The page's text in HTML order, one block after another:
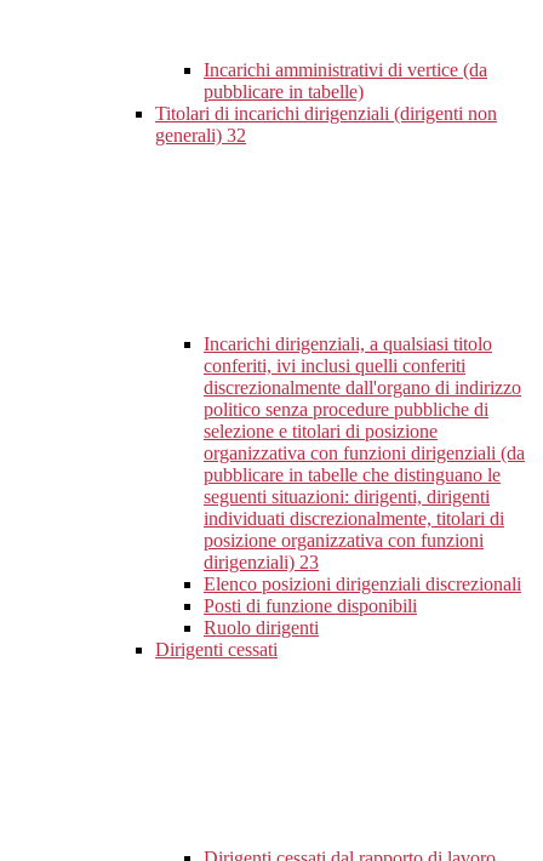
Incarichi amministrativi di vertice (da
pubblicare in tabelle)
Titolari di incarichi dirigenziali (dirigenti non
generali) 32
Incarichi dirigenziali, a qualsiasi titolo
conferiti, ivi inclusi quelli conferiti
discrezionalmente dall'organo di indirizzo
politico senza procedure pubbliche di
selezione e titolari di posizione
organizzativa con funzioni dirigenziali (da
pubblicare in tabelle che distinguano le
seguenti situazioni: dirigenti, dirigenti
individuati discrezionalmente, titolari di
posizione organizzativa con funzioni
dirigenziali) 23
Elenco posizioni dirigenziali discrezionali
Posti di funzione disponibili
Ruolo dirigenti
Dirigenti cessati